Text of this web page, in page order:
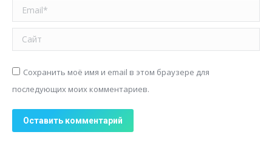
Email *
Сайт
Сохранить моё имя и email в этом браузере для
последующих моих комментариев.
Оставить комментарий